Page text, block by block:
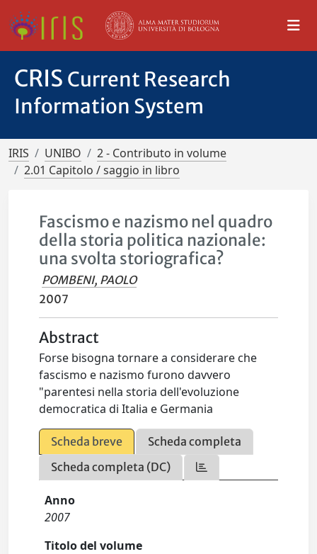
CRIS Current Research
Information System
IRIS UNIBO
2 - Contributo in volume
2.01 Capitolo / saggio in libro
Fascismo e nazismo nel quadro
della storia politica nazionale:
una svolta storiografica?
POMBENI, PAOLO
2007
Abstract
Forse bisogna tornare a considerare che
fascismo e nazismo furono davvero
"parentesi nella storia dell'evoluzione
democratica di Italia e Germania
Scheda breve
Scheda completa
Scheda completa (DC)
Anno
2007
Titolo del volume